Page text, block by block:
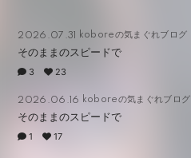
2026.07.31 koboreの気まぐれブログ
そのままのスピードで
3 23
2026.06.16 koboreの気まぐれブログ
そのままのスピードで
1 17